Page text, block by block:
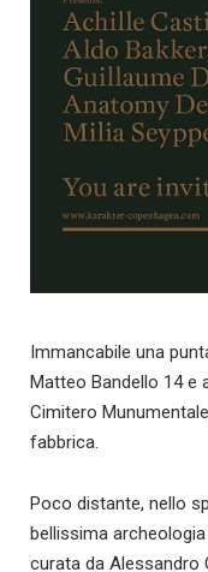
Immancabile una
Matteo Bandello 14 e
Cimitero
fabbrica.
Poco distante, nello
bellissima
curata da Alessandro